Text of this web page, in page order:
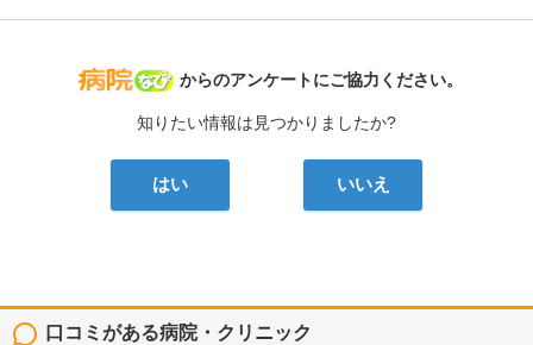
病院なび
からのアンケートにご協力ください。
知りたい情報は見つかりましたか?
はい いいえ
口コミがある病院・クリニック